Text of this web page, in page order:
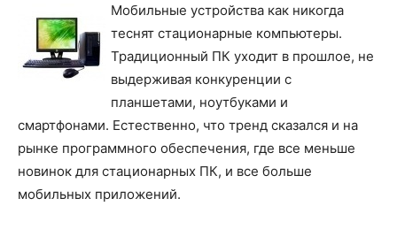
Мобильные устройства как никогда
теснят стационарные компьютеры.
Традиционный ПК уходит в прошлое, не
выдерживая конкуренции с
планшетами, ноутбуками и
смартфонами. Естественно, что тренд сказался и на
рынке программного обеспечения, где все меньше
новинок для стационарных ПК, и все больше
мобильных приложений.